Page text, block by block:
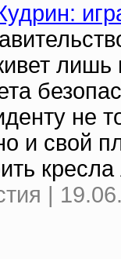
лишь
не
и свой
|